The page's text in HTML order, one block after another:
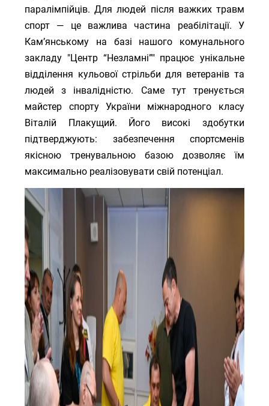
паралімпійців. Для людей після важких травм
спорт — це важлива частина реабілітації. У
Кам’янському на базі нашого комунального
закладу "Центр “Незламні”" працює унікальне
відділення кульової стрільби для ветеранів та
людей з інвалідністю. Саме тут тренується
майстер спорту України міжнародного класу
Віталій Плакущий. Його високі здобутки
підтверджують: забезпечення спортсменів
якісною тренувальною базою дозволяє їм
максимально реалізовувати свій потенціал.